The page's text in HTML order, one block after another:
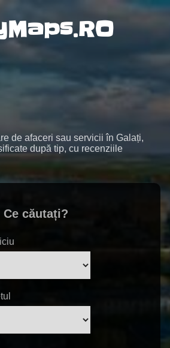
de afaceri sau servicii în Galați,
după tip, cu recenziile
Ce căutați?